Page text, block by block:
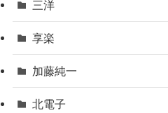
三洋
享楽
加藤純一
北電子